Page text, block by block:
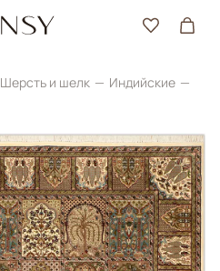
Шерсть и шелк
Индийские